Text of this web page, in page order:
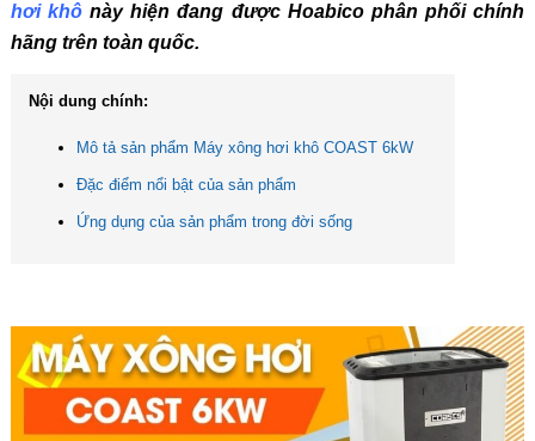
hơi khô này hiện đang được Hoabico phân phối chính
hãng trên toàn quốc.
Nội dung chính:
Mô tả sản phẩm Máy xông hơi khô COAST 6kW
Đặc điểm nổi bật của sản phẩm
Ứng dụng của sản phẩm trong đời sống